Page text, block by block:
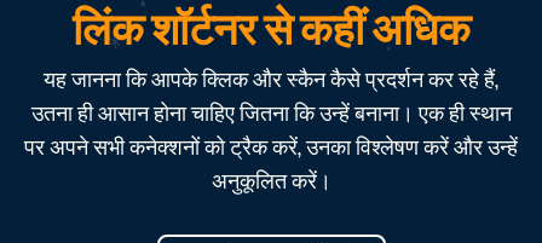
लिंक शॉर्टनर से कहीं अधिक
यह जानना कि आपके क्लिक और स्कैन कैसे प्रदर्शन कर रहे हैं,
उतना ही आसान होना चाहिए जितना कि उन्हें बनाना। एक ही स्थान
पर अपने सभी कनेक्शनों को ट्रैक करें, उनका विश्लेषण करें और उन्हें
अनुकूलित करें।